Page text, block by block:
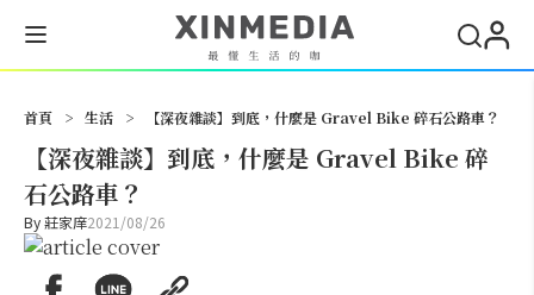
首頁 > 生活 > 【深夜雜談】到底，什麼是 Gravel Bike 碎石公路車？
【深夜雜談】到底，什麼是 Gravel Bike 碎
石公路車？
By莊家庠2021/08/26